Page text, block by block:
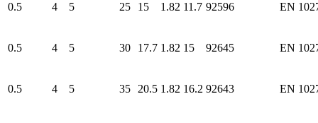
0.5 4 5 25 15 1.82 11.7 92596 EN
0.5 4 5 30 17.7 1.82 15 92645 EN
0.5 4 5 35 20.5 1.82 16.2 92643 EN